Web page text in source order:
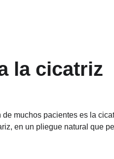
la cicatriz
muchos pacientes es la
en un pliegue natural que